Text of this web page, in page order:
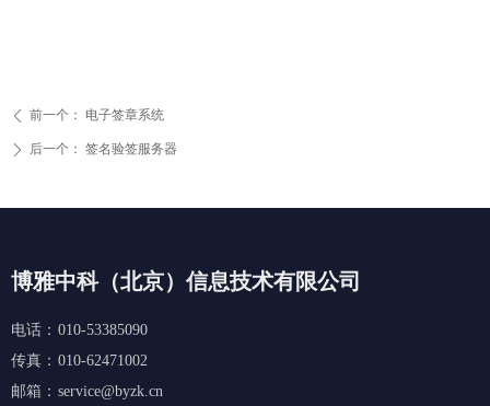
ꄴ 前一个： 电子签章系统
ꄲ 后一个： 签名验签服务器
博雅中科（北京）信息技术有限公司
电话： 010-53385090
传真： 010-62471002
邮箱： service@byzk.cn